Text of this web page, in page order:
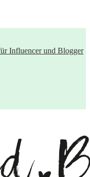
Influencer und Blogger